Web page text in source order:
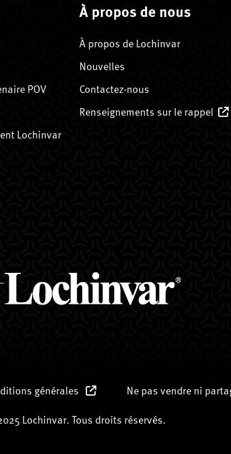
POV
Lochinvar
À propos de nous
À propos de Lochinvar
Nouvelles
Contactez-nous
Renseignements sur le rappel
générales
Ne pas vendre ni
Lochinvar. Tous droits réservés.